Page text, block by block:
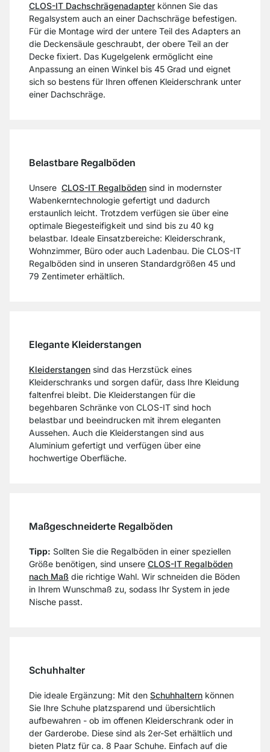
CLOS-IT Dachschrägenadapter können Sie das
Regalsystem auch an einer Dachschräge befestigen.
Für die Montage wird der untere Teil des Adapters an
die Deckensäule geschraubt, der obere Teil an der
Decke fixiert. Das Kugelgelenk ermöglicht eine
Anpassung an einen Winkel bis 45 Grad und eignet
sich so bestens für Ihren offenen Kleiderschrank unter
einer Dachschräge.
Belastbare Regalböden
Unsere CLOS-IT Regalböden sind in modernster
Wabenkerntechnologie gefertigt und dadurch
erstaunlich leicht. Trotzdem verfügen sie über eine
optimale Biegesteifigkeit und sind bis zu 40 kg
belastbar. Ideale Einsatzbereiche: Kleiderschrank,
Wohnzimmer, Büro oder auch Ladenbau. Die CLOS-IT
Regalböden sind in unseren Standardgrößen 45 und
79 Zentimeter erhältlich.
Elegante Kleiderstangen
Kleiderstangen sind das Herzstück eines
Kleiderschranks und sorgen dafür, dass Ihre Kleidung
faltenfrei bleibt. Die Kleiderstangen für die
begehbaren Schränke von CLOS-IT sind hoch
belastbar und beeindrucken mit ihrem eleganten
Aussehen. Auch die Kleiderstangen sind aus
Aluminium gefertigt und verfügen über eine
hochwertige Oberfläche.
Maßgeschneiderte Regalböden
Tipp: Sollten Sie die Regalböden in einer speziellen
Größe benötigen, sind unsere CLOS-IT Regalböden
nach Maß die richtige Wahl. Wir schneiden die Böden
in Ihrem Wunschmaß zu, sodass Ihr System in jede
Nische passt.
Schuhhalter
Die ideale Ergänzung: Mit den Schuhhaltern können
Sie Ihre Schuhe platzsparend und übersichtlich
aufbewahren - ob im offenen Kleiderschrank oder in
der Garderobe. Diese sind als 2er-Set erhältlich und
bieten Platz für ca. 8 Paar Schuhe. Einfach auf die